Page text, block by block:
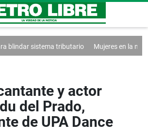
tributario Mujeres en la mira del
y actor
del Prado,
de UPA Dance